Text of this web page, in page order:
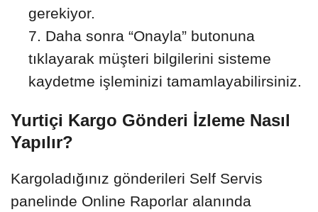
gerekiyor.
Daha sonra “Onayla” butonuna
tıklayarak müşteri bilgilerini sisteme
kaydetme işleminizi tamamlayabilirsiniz.
Yurtiçi Kargo Gönderi İzleme Nasıl
Yapılır?
Kargoladığınız gönderileri Self Servis
panelinde Online Raporlar alanında